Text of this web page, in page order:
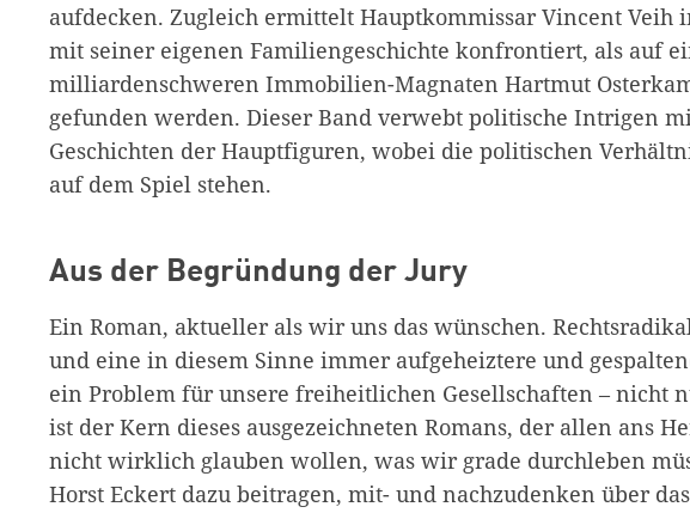
aufdecken. Zugleich ermittelt Hauptkommissar Vincent Veih
mit seiner eigenen Familiengeschichte konfrontiert, als auf
milliardenschweren Immobilien-Magnaten Hartmut
gefunden werden. Dieser Band verwebt politische Intrigen
Geschichten der Hauptfiguren, wobei die politischen
auf dem Spiel stehen.
Aus der Begründung der Jury
Ein Roman, aktueller als wir uns das wünschen.
und eine in diesem Sinne immer aufgeheiztere und
ein Problem für unsere freiheitlichen Gesellschaften – nicht
ist der Kern dieses ausgezeichneten Romans, der allen ans
nicht wirklich glauben wollen, was wir grade durchleben
Horst Eckert dazu beitragen, mit- und nachzudenken über